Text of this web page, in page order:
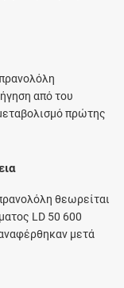
από του
πρώτης
θεωρείται
LD 50 600
μετά